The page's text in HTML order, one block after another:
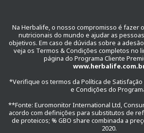
Na Herbalife, o nosso compromisso é fazer
nutricionais do mundo e ajudar as
objetivos. Em caso de dúvidas sobre a
veja os Termos & Condições completos no
página do Programa Cliente
*Verifique os termos da Política de
e Condições do
**Fonte: Euromonitor International Ltd,
acordo com definições para substitutos de
de proteicos; % GBO share combinada a
2020.